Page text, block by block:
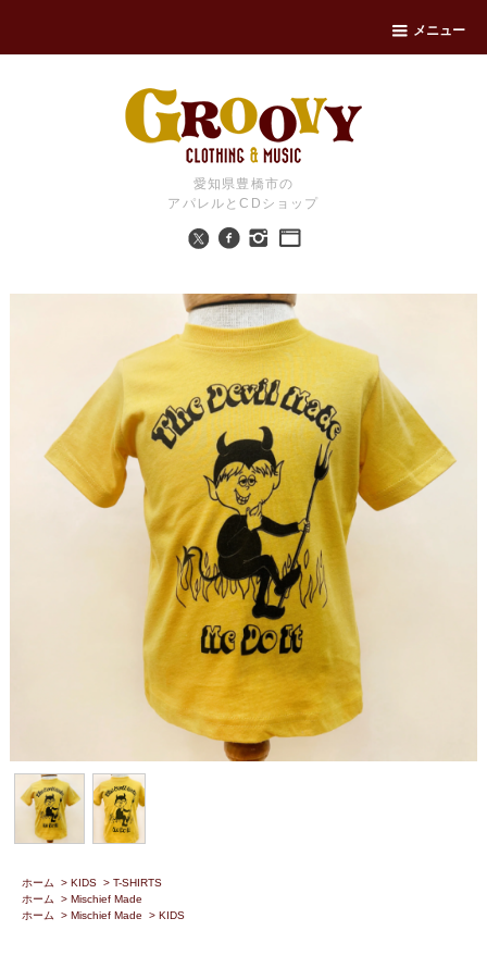
メニュー
愛知県豊橋市の
アパレルとCDショップ
ホーム > KIDS > T-SHIRTS
ホーム
> Mischief Made
ホーム
> Mischief Made > KIDS